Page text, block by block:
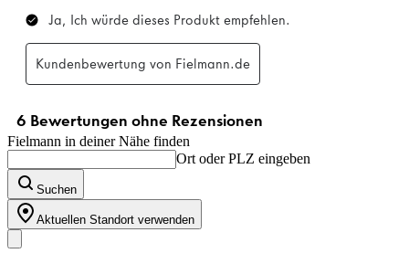
Fielmann in deiner Nähe finden
Ort oder PLZ eingeben
Suchen
Aktuellen Standort verwenden